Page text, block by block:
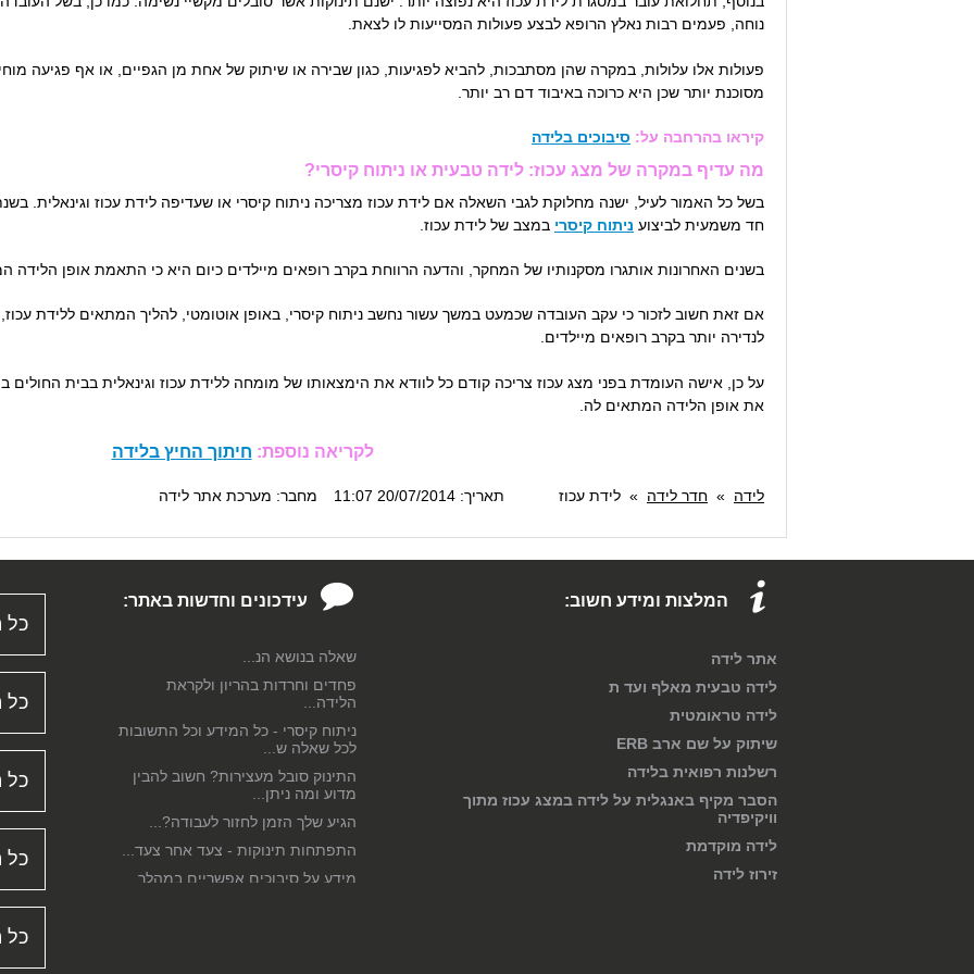
נוחה, פעמים רבות נאלץ הרופא לבצע פעולות המסייעות לו לצאת.
פעולות אלו עלולות, במקרה שהן מסתבכות, להביא לפגיעות, כגון שבירה או שיתוק של אחת מן הגפיים, או אף פגיעה
מסוכנת יותר שכן היא כרוכה באיבוד דם רב יותר.
קיראו בהרחבה על: סיבוכים בלידה
מה עדיף במקרה של מצג עכוז: לידה טבעית או ניתוח קיסרי?
חד משמעית לביצוע ניתוח קיסרי במצב של לידת עכוז.
בשנים האחרונות אותגרו מסקנותיו של המחקר, והדעה הרווחת בקרב רופאים מיילדים כיום היא כי התאמת אופן
אם זאת חשוב לזכור כי עקב העובדה שכמעט במשך עשור נחשב ניתוח קיסרי, באופן אוטומטי, להליך המתאים ללידת עכוז,
לנדירה יותר בקרב רופאים מיילדים.
על כן, אישה העומדת בפני מצג עכוז צריכה קודם כל לוודא את הימצאותו של מומחה ללידת עכוז וגינאלית בבית
את אופן הלידה המתאים לה.
לקריאה נוספת: חיתוך החיץ בלידה
לידה » חדר לידה » לידת עכוז תאריך: 20/07/2014 11:07 מחבר: מערכת אתר לידה
המלצות ומידע חשוב:
אתר לידה
לידה טבעית מאלף ועד ת
לידה טראומטית
שיתוק על שם ארב ERB
רשלנות רפואית בלידה
הסבר מקיף באנגלית על לידה במצג עכוז מתוך
וויקיפדיה
לידה מוקדמת
זירוז לידה
עידכונים וחדשות באתר:
תמיכה לאחר לידה: סיוע במסע הרגשי
התמודדות רגשית לאחר הלידה...
לא תמיד הכל דבש - על דיכאון שאחרי
הלידה אצל נ...
שאלה בנושא הנ...
פחדים וחרדות בהריון ולקראת
הלידה...
ניתוח קיסרי - כל המידע וכל התשובות
לכל שאלה ש...
התינוק סובל מעצירות? חשוב להבין
מדוע ומה ניתן...
הגיע שלך הזמן לחזור לעבודה?...
מידע על סיבוכים אפשריים במהלך
הלידה...
כל
כל
כל
כל
כל